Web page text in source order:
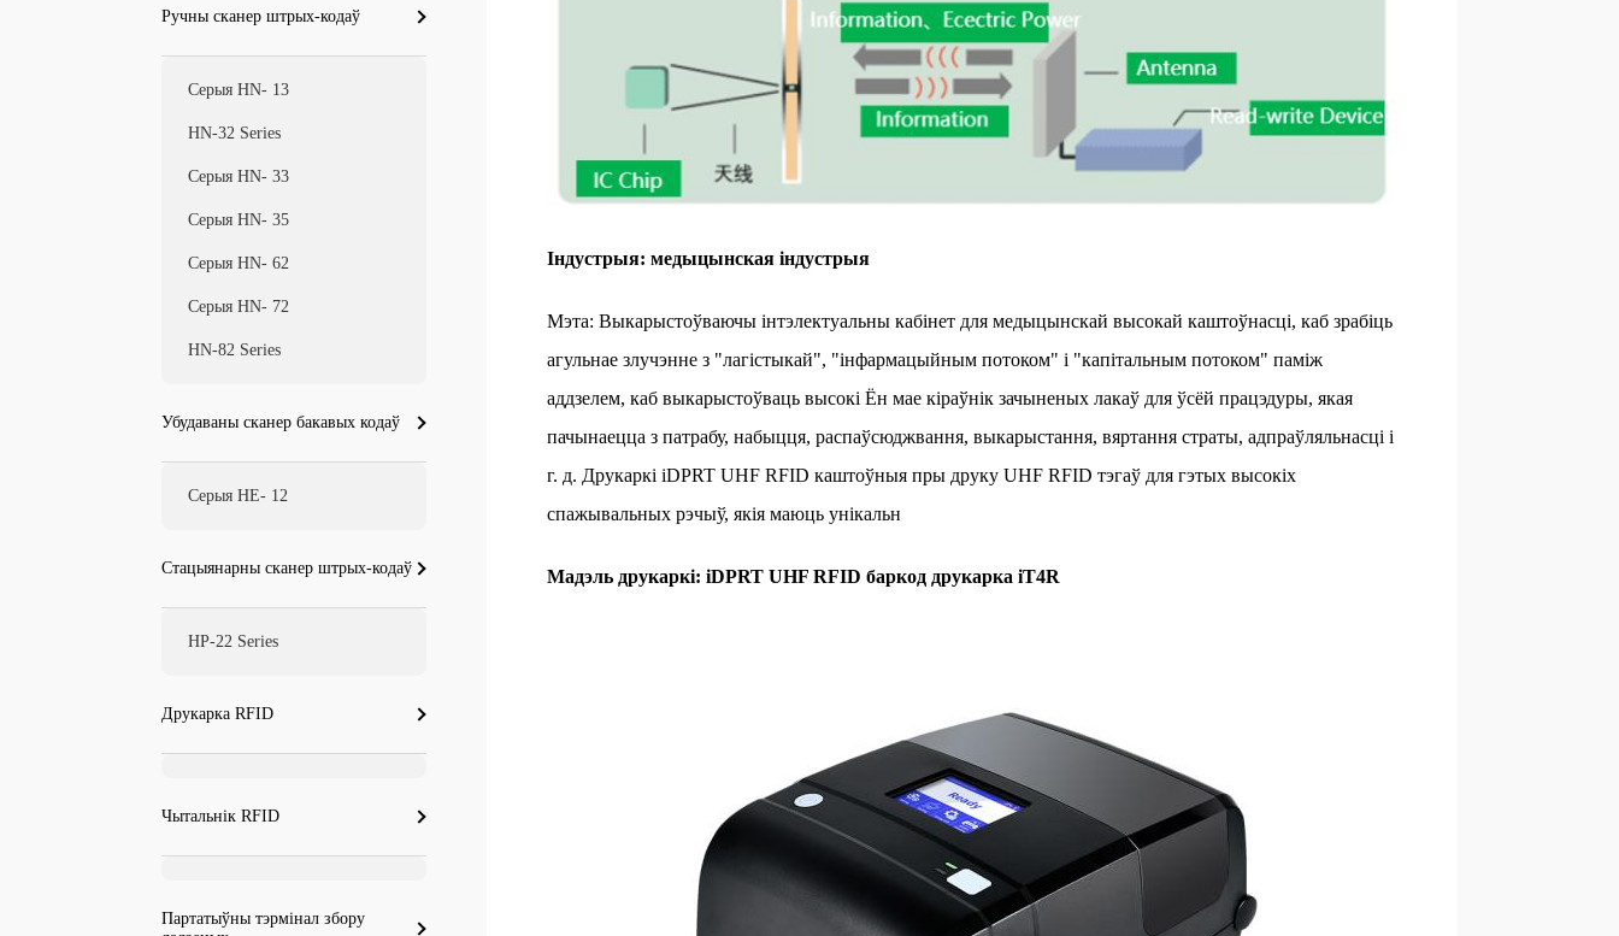
Індустрыя: медыцынская індустрыя
Мэта: Выкарыстоўваючы інтэлектуальны кабінет для медыцынскай высокай каштоўнасці, каб зрабіць
агульнае злучэнне з "лагістыкай", "інфармацыйным потоком" і "капітальным потоком" паміж
аддзелем, каб выкарыстоўваць высокі Ён мае кіраўнік зачыненых лакаў для ўсёй працэдуры, якая
пачынаецца з патрабу, набыцця, распаўсюджвання, выкарыстання, вяртання страты, адпраўляльнасці і
г. д. Друкаркі iDPRT UHF RFID каштоўныя пры друку UHF RFID тэгаў для гэтых высокіх
спажывальных рэчыў, якія маюць унікальн
Мадэль друкаркі: iDPRT UHF RFID баркод друкарка iT4R
Ручны сканер штрых-кодаў
Серыя HN- 13
HN-32 Series
Серыя HN- 33
Серыя HN- 35
Серыя HN- 62
Серыя HN- 72
HN-82 Series
Убудаваны сканер бакавых кодаў
Серыя HE- 12
Стацыянарны сканер штрых-кодаў
HP-22 Series
Друкарка RFID
Чытальнік RFID
Партатыўны тэрмінал збору